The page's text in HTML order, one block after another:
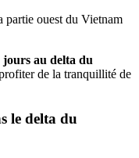
partie ouest du Vietnam
jours au delta du
de la tranquillité de
le delta du